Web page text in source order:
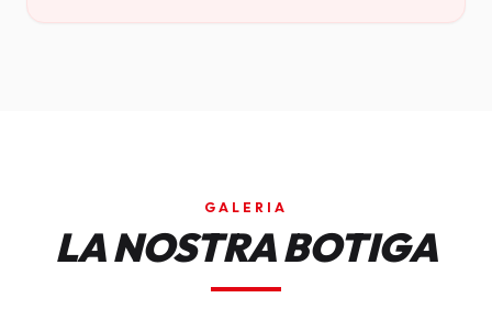
GALERIA
LA NOSTRA BOTIGA